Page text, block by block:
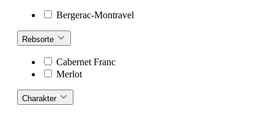
Bergerac-Montravel
Rebsorte
Cabernet Franc
Merlot
Charakter